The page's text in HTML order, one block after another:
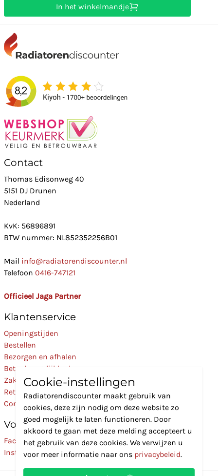
In het winkelmandje
Contact
Thomas Edisonweg 40
5151 DJ Drunen
Nederland
KvK: 56896891
BTW nummer: NL852352256B01
Mail info@radiatorendiscounter.nl
Telefoon 0416-747121
Officieel Jaga Partner
Klantenservice
Openingstijden
Bestellen
Bezorgen en afhalen
Betaalmogelijkheden
Zakelijk
Retourneren
Contact
Volg Ons
Facebook
Instagram
Cookie-instellingen
Radiatorendiscounter maakt gebruik van
cookies, deze zijn nodig om deze website zo
goed mogelijk te laten functioneren. Door
akkoord te gaan met deze melding accepteert u
het gebruik van deze cookies. We verwijzen u
voor meer informatie naar ons privacybeleid.